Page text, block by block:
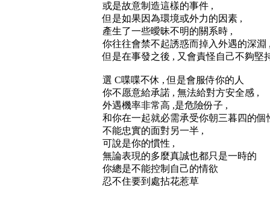
或是故意制造這樣的事件 ,
但是如果因為環境或外力的因素 ,
產生了一些曖昧不明的關系時 ,
你往往會禁不起誘惑而掉入外遇的深淵
但是在事發之後 , 又會責怪自己不夠堅
選 C喋喋不休 , 但是會服侍你的人
你不愿意給承諾 , 無法給對方安全感 ,
外遇機率非常高 ,是危險份子 ,
和你在一起就必需承受你朝三暮四的個
不能忠實的面對另一半 ,
可說是你的慣性 ,
無論表現的多麼真誠也都只是一時的
你總是不能控制自己的情欲
忍不住要到處拈花惹草